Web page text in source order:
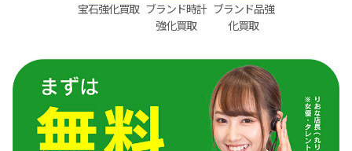
宝石強化買取 ブランド時計
強化買取
ブランド品強
化買取